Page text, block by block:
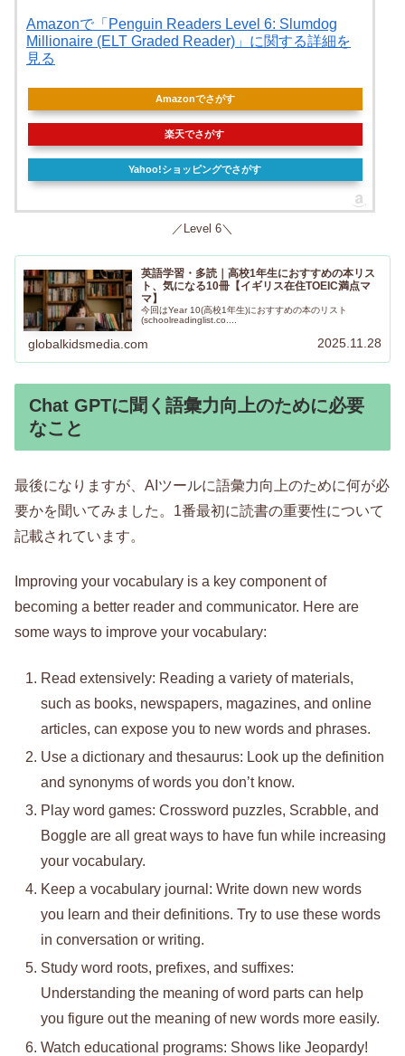
Amazonで「Penguin Readers Level 6: Slumdog
Millionaire (ELT Graded Reader)」に関する詳細を
見る
Amazonでさがす
楽天でさがす
Yahoo!ショッピングでさがす
／Level 6＼
英語学習・多読｜高校1年生におすすめの本リス
ト、気になる10冊【イギリス在住TOEIC満点マ
マ】
今回はYear 10(高校1年生)におすすめの本のリスト
(schoolreadinglist.co....
globalkidsmedia.com 2025.11.28
Chat GPTに聞く語彙力向上のために必要
なこと
最後になりますが、AIツールに語彙力向上のために何が必
要かを聞いてみました。1番最初に読書の重要性について
記載されています。
Improving your vocabulary is a key component of
becoming a better reader and communicator. Here are
some ways to improve your vocabulary:
Read extensively: Reading a variety of materials,
such as books, newspapers, magazines, and online
articles, can expose you to new words and phrases.
Use a dictionary and thesaurus: Look up the definition
and synonyms of words you don’t know.
Play word games: Crossword puzzles, Scrabble, and
Boggle are all great ways to have fun while increasing
your vocabulary.
Keep a vocabulary journal: Write down new words
you learn and their definitions. Try to use these words
in conversation or writing.
Study word roots, prefixes, and suffixes:
Understanding the meaning of word parts can help
you figure out the meaning of new words more easily.
Watch educational programs: Shows like Jeopardy!